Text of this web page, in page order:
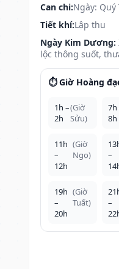
Can chi:Ngày: Quý
Tiết khí:Lập thu
Ngày Kim Dương:
lộc thông suốt,
⏱️ Giờ Hoàng
1h –
2h
(Giờ
Sửu)
7h
8h
11h
–
12h
(Giờ
Ngọ)
–
19h
–
20h
(Giờ
Tuất)
–